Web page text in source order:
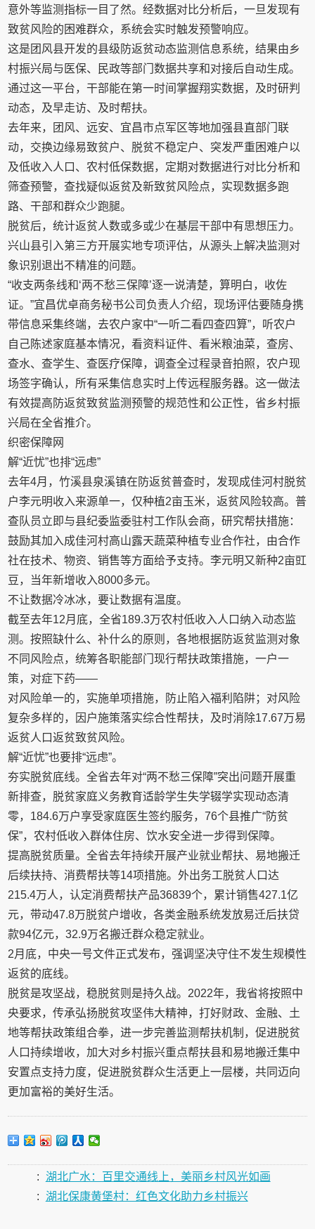
意外等监测指标一目了然。经数据对比分析后，一旦发现有
致贫风险的困难群众，系统会实时触发预警响应。
这是团风县开发的县级防返贫动态监测信息系统，结果由乡
村振兴局与医保、民政等部门数据共享和对接后自动生成。
通过这一平台，干部能在第一时间掌握翔实数据，及时研判
动态，及早走访、及时帮扶。
去年来，团风、远安、宜昌市点军区等地加强县直部门联
动，交换边缘易致贫户、脱贫不稳定户、突发严重困难户以
及低收入人口、农村低保数据，定期对数据进行对比分析和
筛查预警，查找疑似返贫及新致贫风险点，实现数据多跑
路、干部和群众少跑腿。
脱贫后，统计返贫人数或多或少在基层干部中有思想压力。
兴山县引入第三方开展实地专项评估，从源头上解决监测对
象识别退出不精准的问题。
“收支两条线和‘两不愁三保障’逐一说清楚，算明白，收佐
证。”宜昌优卓商务秘书公司负责人介绍，现场评估要随身携
带信息采集终端，去农户家中“一听二看四查四算”，听农户
自己陈述家庭基本情况，看资料证件、看米粮油菜，查房、
查水、查学生、查医疗保障，调查全过程录音拍照，农户现
场签字确认，所有采集信息实时上传远程服务器。这一做法
有效提高防返贫致贫监测预警的规范性和公正性，省乡村振
兴局在全省推介。
织密保障网
解“近忧”也排“远虑”
去年4月，竹溪县泉溪镇在防返贫普查时，发现成佳河村脱贫
户李元明收入来源单一，仅种植2亩玉米，返贫风险较高。普
查队员立即与县纪委监委驻村工作队会商，研究帮扶措施：
鼓励其加入成佳河村高山露天蔬菜种植专业合作社，由合作
社在技术、物资、销售等方面给予支持。李元明又新种2亩豇
豆，当年新增收入8000多元。
不让数据冷冰冰，要让数据有温度。
截至去年12月底，全省189.3万农村低收入人口纳入动态监
测。按照缺什么、补什么的原则，各地根据防返贫监测对象
不同风险点，统筹各职能部门现行帮扶政策措施，一户一
策，对症下药——
对风险单一的，实施单项措施，防止陷入福利陷阱；对风险
复杂多样的，因户施策落实综合性帮扶，及时消除17.67万易
返贫人口返贫致贫风险。
解“近忧”也要排“远虑”。
夯实脱贫底线。全省去年对“两不愁三保障”突出问题开展重
新排查，脱贫家庭义务教育适龄学生失学辍学实现动态清
零，184.6万户享受家庭医生签约服务，76个县推广“防贫
保”，农村低收入群体住房、饮水安全进一步得到保障。
提高脱贫质量。全省去年持续开展产业就业帮扶、易地搬迁
后续扶持、消费帮扶等14项措施。外出务工脱贫人口达
215.4万人，认定消费帮扶产品36839个，累计销售427.1亿
元，带动47.8万脱贫户增收，各类金融系统发放易迁后扶贷
款94亿元，32.9万名搬迁群众稳定就业。
2月底，中央一号文件正式发布，强调坚决守住不发生规模性
返贫的底线。
脱贫是攻坚战，稳脱贫则是持久战。2022年，我省将按照中
央要求，传承弘扬脱贫攻坚伟大精神，打好财政、金融、土
地等帮扶政策组合拳，进一步完善监测帮扶机制，促进脱贫
人口持续增收，加大对乡村振兴重点帮扶县和易地搬迁集中
安置点支持力度，促进脱贫群众生活更上一层楼，共同迈向
更加富裕的美好生活。
: 湖北广水：百里交通线上，美丽乡村风光如画
: 湖北保康黄堡村：红色文化助力乡村振兴